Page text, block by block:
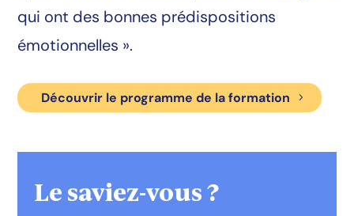
qui ont des bonnes prédispositions
émotionnelles ».
Découvrir le programme de la formation
Le saviez-vous ?